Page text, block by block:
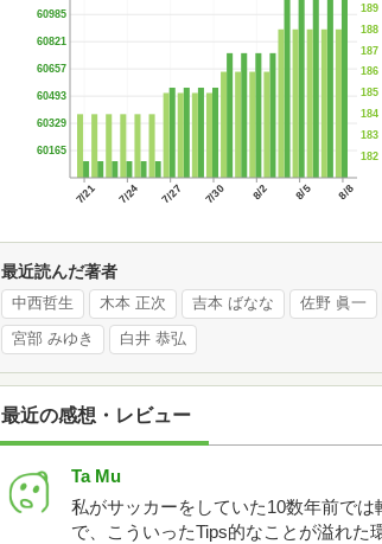
7/21 7/24 7/27 7/30 8/2 8/5 8/8
60165
60329
60493
60657
60821
60985
182
183
184
185
186
187
188
189
最近読んだ著者
中西哲生 木本 正次 吉本 ばなな 佐野 眞一
宮部 みゆき 白井 恭弘
最近の感想・レビュー
Ta Mu
私がサッカーをしていた10数年前で
で、こういったTips的なことが溢れた